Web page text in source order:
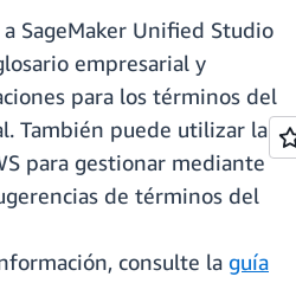
a SageMaker Unified Studio
empresarial y
para los términos del
También puede utilizar la
para gestionar mediante
de términos del
consulte la guía